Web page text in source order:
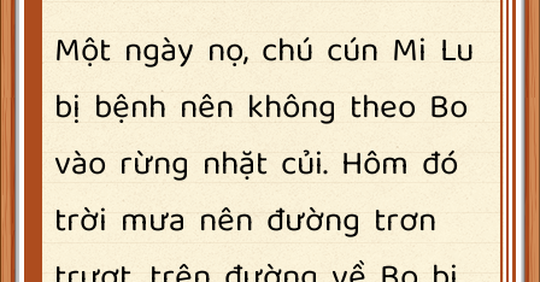
Một ngày nọ, chú cún Mi Lu
bị bệnh nên không theo Bo
vào rừng nhặt củi. Hôm đó
trời mưa nên đường trơn